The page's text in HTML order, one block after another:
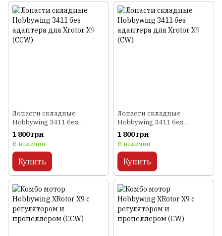
Лопасти складные
Hobbywing 3411 без
адаптера для Xrotor X9
(CCW)
1 800 грн
В наличии
Купить
Лопасти складные
Hobbywing 3411 без
адаптера для Xrotor X9
(CW)
1 800 грн
В наличии
Купить